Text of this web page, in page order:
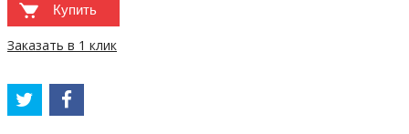
Купить
Заказать в 1 клик